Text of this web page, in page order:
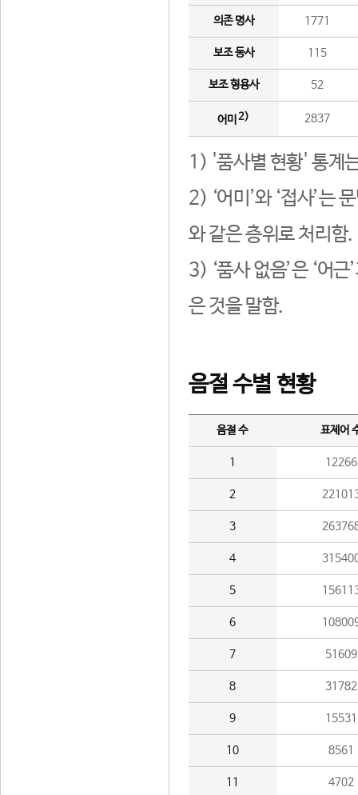
의존 명사 1771
보조 동사 115
보조 형용사 52
어미 2) 2837
1) '품사별 현황' 통계
2) ‘어미’와 ‘접사’는
와 같은 층위로 처리함.
3) ‘품사 없음’은 ‘어
은 것을 말함.
음절 수별 현황
음절 수 표제어
1 12266
2
3
4
5
6
7 51609
8 31782
9 15531
10 8561
11 4702